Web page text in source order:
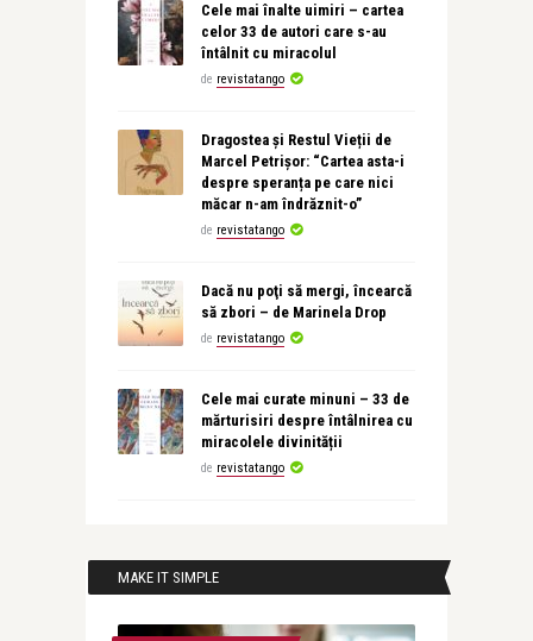
Cele mai înalte uimiri – cartea
celor 33 de autori care s-au
întâlnit cu miracolul
de revistatango
Dragostea și Restul Vieții de
Marcel Petrișor: “Cartea asta-i
despre speranța pe care nici
măcar n-am îndrăznit-o”
de revistatango
Dacă nu poţi să mergi, încearcă
să zbori – de Marinela Drop
de revistatango
Cele mai curate minuni – 33 de
mărturisiri despre întâlnirea cu
miracolele divinității
de revistatango
MAKE IT SIMPLE